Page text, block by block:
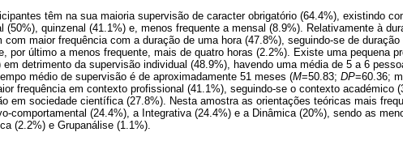
têm na sua maioria supervisão de caracter obrigatório (64.4%), existindo
(50%), quinzenal (41.1%) e, menos frequente a mensal (8.9%). Relativamente à
com maior frequência com a duração de uma hora (47.8%), seguindo-se de
por último a menos frequente, mais de quatro horas (2.2%). Existe uma pequena
em detrimento da supervisão individual (48.9%), havendo uma média de 5 a 6
médio de supervisão é de aproximadamente 51 meses (M=50.83; DP=60.36;
frequência em contexto profissional (41.1%), seguindo-se o contexto académico
em sociedade científica (27.8%). Nesta amostra as orientações teóricas mais
comportamental (24.4%), a Integrativa (24.4%) e a Dinâmica (20%), sendo as
(2.2%) e Grupanálise (1.1%).